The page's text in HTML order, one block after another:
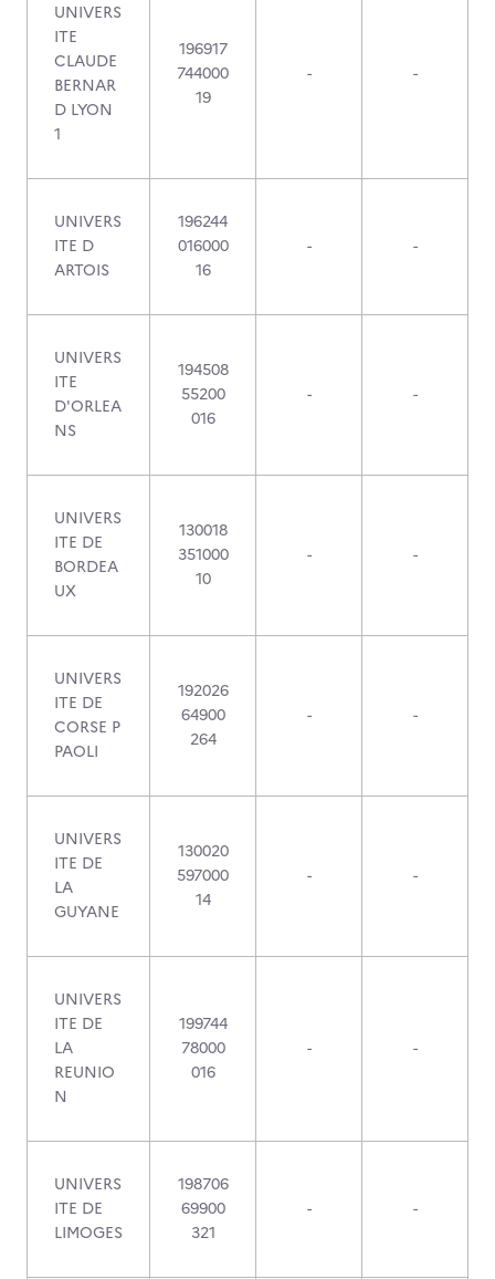
UNIVERS
ITE
CLAUDE
BERNAR
D LYON
1
196917
744000
19
- -
UNIVERS
ITE D
ARTOIS
196244
016000
16
- -
UNIVERS
ITE
D'ORLEA
NS
194508
55200
016
- -
UNIVERS
ITE DE
BORDEA
UX
130018
351000
10
- -
UNIVERS
ITE DE
CORSE P
PAOLI
192026
64900
264
- -
UNIVERS
ITE DE
LA
GUYANE
130020
597000
14
- -
UNIVERS
ITE DE
LA
REUNIO
N
199744
78000
016
- -
UNIVERS
ITE DE
LIMOGES
198706
69900
321
- -